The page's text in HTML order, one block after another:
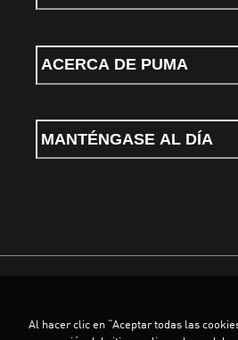
ACERCA DE PUMA
MANTÉNGASE AL DÍA
©PUMA, 2026. Todos los derechos
Al hacer clic en “Aceptar todas las